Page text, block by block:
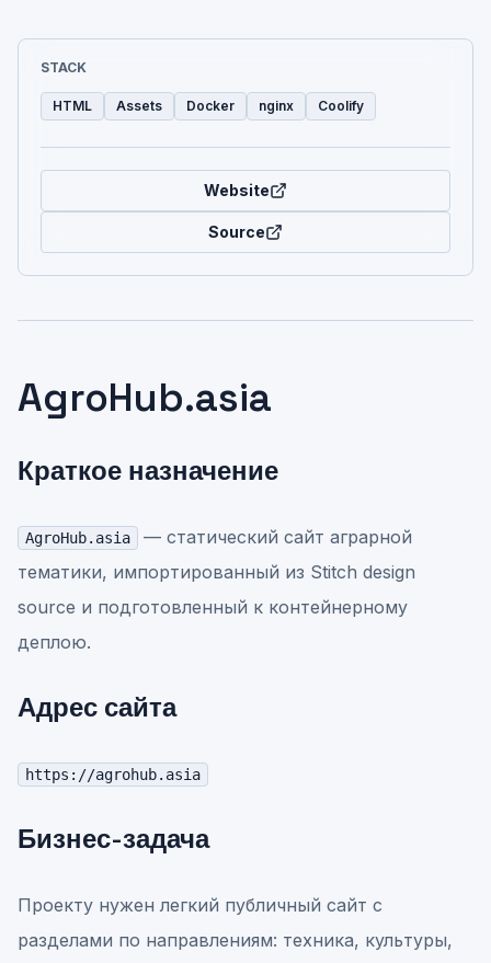
STACK
HTML Assets Docker nginx Coolify
Website
Source
AgroHub.asia
Краткое назначение
AgroHub.asia
— статический сайт аграрной
тематики, импортированный из Stitch design
source и подготовленный к контейнерному
деплою.
Адрес сайта
https://agrohub.asia
Бизнес-задача
Проекту нужен легкий публичный сайт с
разделами по направлениям: техника, культуры,